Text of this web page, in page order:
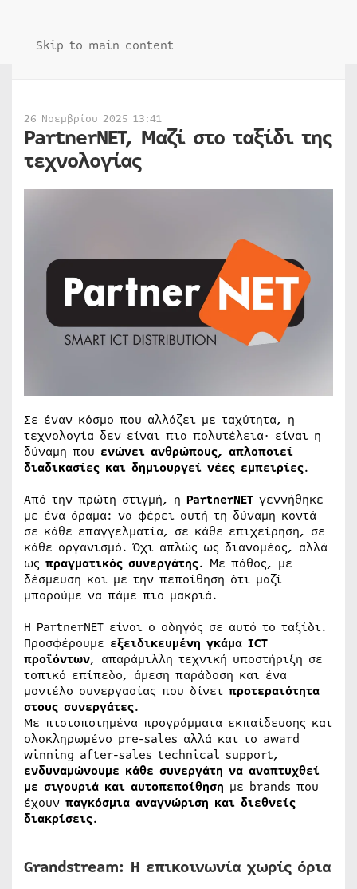
Skip to main content
26 Νοεμβρίου 2025 13:41
PartnerNET, Μαζί στο ταξίδι της
τεχνολογίας
Σε έναν κόσμο που αλλάζει με ταχύτητα, η
τεχνολογία δεν είναι πια πολυτέλεια· είναι η
δύναμη που ενώνει ανθρώπους, απλοποιεί
διαδικασίες και δημιουργεί νέες εμπειρίες.
Από την πρώτη στιγμή, η PartnerNET γεννήθηκε
με ένα όραμα: να φέρει αυτή τη δύναμη κοντά
σε κάθε επαγγελματία, σε κάθε επιχείρηση, σε
κάθε οργανισμό. Όχι απλώς ως διανομέας, αλλά
ως πραγματικός συνεργάτης. Με πάθος, με
δέσμευση και με την πεποίθηση ότι μαζί
μπορούμε να πάμε πιο μακριά.
Η PartnerNET είναι ο οδηγός σε αυτό το ταξίδι.
Προσφέρουμε εξειδικευμένη γκάμα ICT
προϊόντων, απαράμιλλη τεχνική υποστήριξη σε
τοπικό επίπεδο, άμεση παράδοση και ένα
μοντέλο συνεργασίας που δίνει προτεραιότητα
στους συνεργάτες.
Με πιστοποιημένα προγράμματα εκπαίδευσης και
ολοκληρωμένο pre-sales αλλά και το award
winning after-sales technical support,
ενδυναμώνουμε κάθε συνεργάτη να αναπτυχθεί
με σιγουριά και αυτοπεποίθηση με brands που
έχουν παγκόσμια αναγνώριση και διεθνείς
διακρίσεις.
Grandstream: Η επικοινωνία χωρίς όρια